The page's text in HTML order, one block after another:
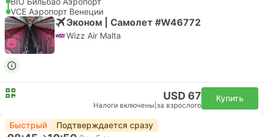
VCE Аэропорт Венеции
Эконом | Самолет #W46772
Wizz Air Malta
USD 67
Налоги включены за взрослого
Купить
Быстрый Подтверждается сразу